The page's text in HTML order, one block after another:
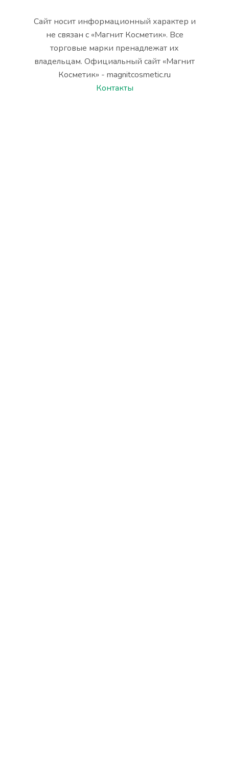
Сайт носит информационный характер и
не связан с «Магнит Косметик». Все
торговые марки пренадлежат их
владельцам. Официальный сайт «Магнит
Косметик» - magnitcosmetic.ru
Контакты